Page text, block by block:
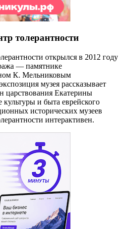
толерантности
открылся в 2012 году
— памятнике
К. Мельниковым
музея рассказывает
царствования Екатерины
и быта еврейского
исторических музеев
интерактивен.